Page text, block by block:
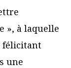
», à laquelle
félicitant
une